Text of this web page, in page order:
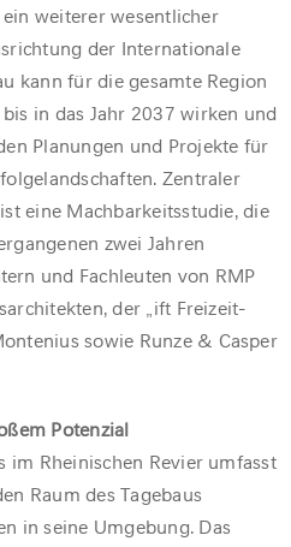
weiterer wesentlicher
der Internationale
kann für die gesamte Region
in das Jahr 2037 wirken und
Planungen und Projekte für
Zentraler
eine Machbarkeitsstudie, die
zwei Jahren
und Fachleuten von RMP
der „ift Freizeit-
sowie Runze & Casper
Potenzial
im Rheinischen Revier umfasst
Raum des Tagebaus
in seine Umgebung. Das